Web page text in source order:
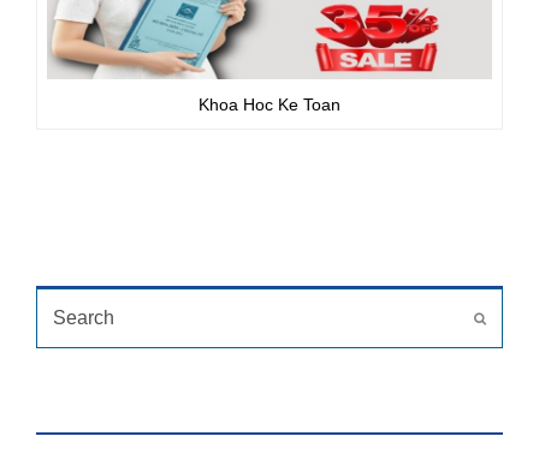
Khoa Hoc Ke Toan